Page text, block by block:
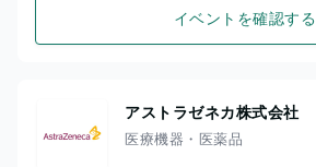
イベントを確認する
アストラゼネカ株式会社
医療機器・医薬品